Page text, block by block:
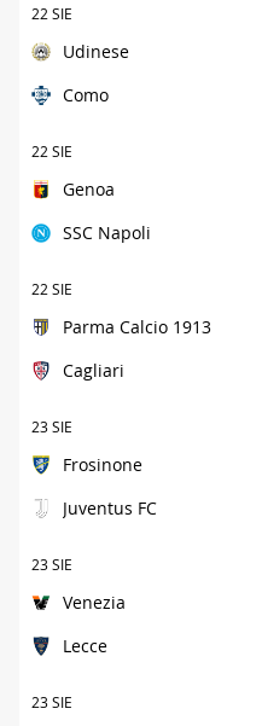
22 SIE
Udinese
Como
22 SIE
Genoa
SSC Napoli
22 SIE
Parma Calcio 1913
Cagliari
23 SIE
Frosinone
Juventus FC
23 SIE
Venezia
Lecce
23 SIE